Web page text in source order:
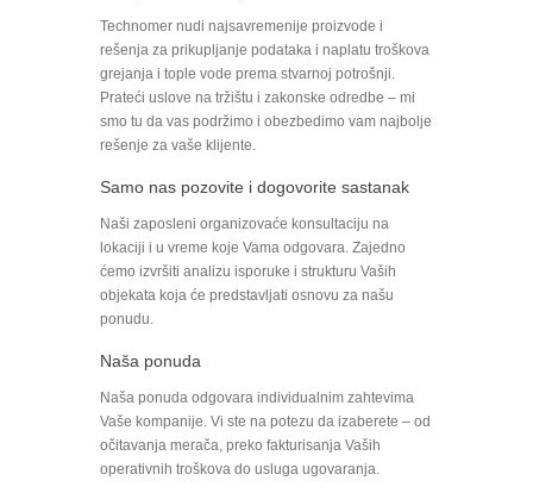
Technomer nudi najsavremenije proizvode i
rešenja za prikupljanje podataka i naplatu troškova
grejanja i tople vode prema stvarnoj potrošnji.
Prateći uslove na tržištu i zakonske odredbe – mi
smo tu da vas podržimo i obezbedimo vam najbolje
rešenje za vaše klijente.
Samo nas pozovite i dogovorite sastanak
Naši zaposleni organizovaće konsultaciju na
lokaciji i u vreme koje Vama odgovara. Zajedno
ćemo izvršiti analizu isporuke i strukturu Vaših
objekata koja će predstavljati osnovu za našu
ponudu.
Naša ponuda
Naša ponuda odgovara individualnim zahtevima
Vaše kompanije. Vi ste na potezu da izaberete – od
očitavanja merača, preko fakturisanja Vaših
operativnih troškova do usluga ugovaranja.